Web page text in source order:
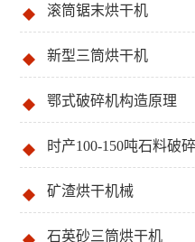
滚筒锯末烘干机
新型三筒烘干机
鄂式破碎机构造原理
时产100-150吨石料破
矿渣烘干机械
石英砂三筒烘干机